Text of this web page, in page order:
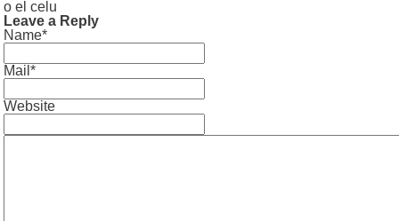
o el celu
Leave a Reply
Name*
Mail*
Website